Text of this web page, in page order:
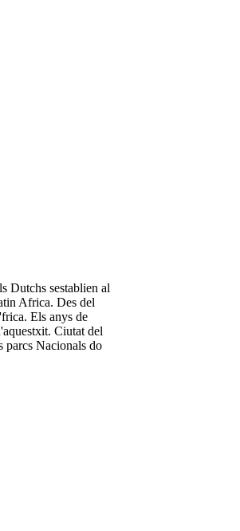
Dutchs sestablien al
Africa. Des del
Els anys de
Ciutat del
parcs Nacionals do